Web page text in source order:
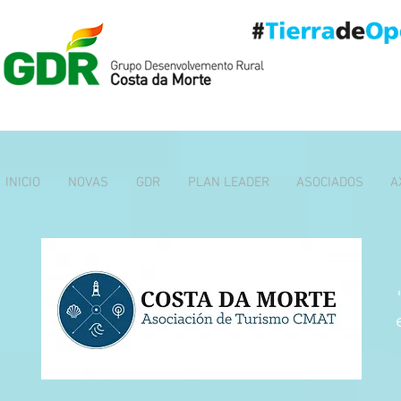
INICIO NOVAS GDR PLAN LEADER ASOCIADOS